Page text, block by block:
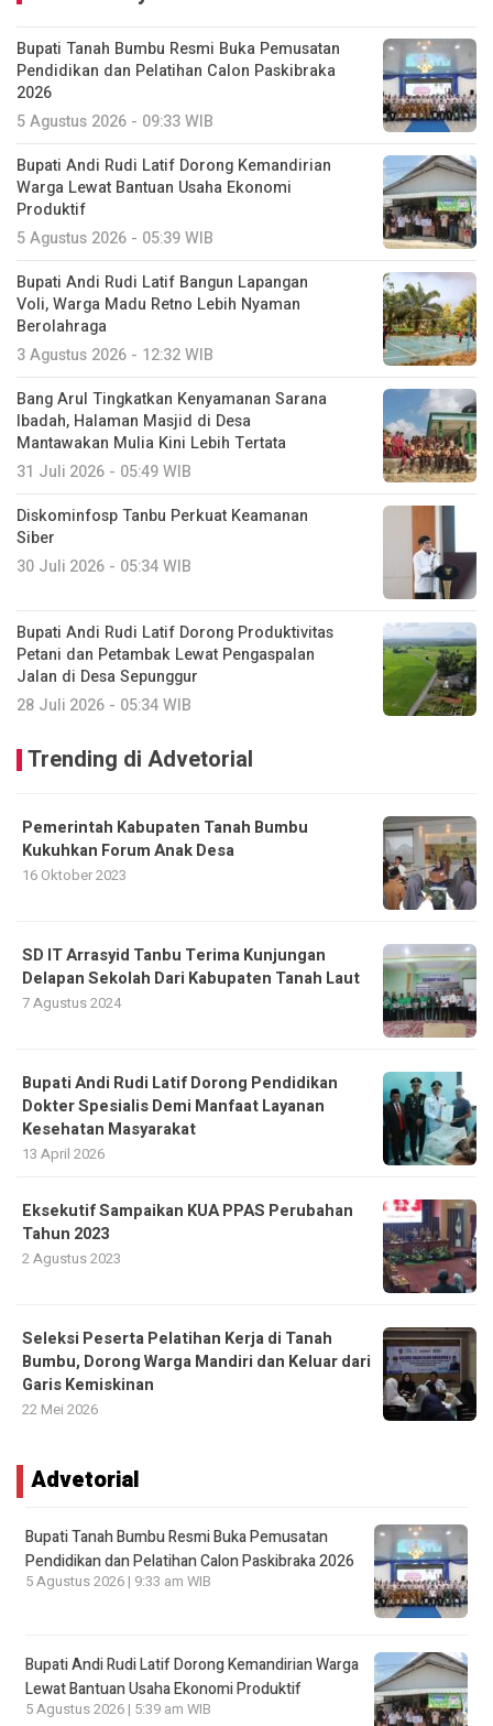
Bupati Tanah Bumbu Resmi Buka Pemusatan
Pendidikan dan Pelatihan Calon Paskibraka
2026
5 Agustus 2026 - 09:33 WIB
Bupati Andi Rudi Latif Dorong Kemandirian
Warga Lewat Bantuan Usaha Ekonomi
Produktif
5 Agustus 2026 - 05:39 WIB
Bupati Andi Rudi Latif Bangun Lapangan
Voli, Warga Madu Retno Lebih Nyaman
Berolahraga
3 Agustus 2026 - 12:32 WIB
Bang Arul Tingkatkan Kenyamanan Sarana
Ibadah, Halaman Masjid di Desa
Mantawakan Mulia Kini Lebih Tertata
31 Juli 2026 - 05:49 WIB
Diskominfosp Tanbu Perkuat Keamanan
Siber
30 Juli 2026 - 05:34 WIB
Bupati Andi Rudi Latif Dorong Produktivitas
Petani dan Petambak Lewat Pengaspalan
Jalan di Desa Sepunggur
28 Juli 2026 - 05:34 WIB
Trending di Advetorial
Pemerintah Kabupaten Tanah Bumbu
Kukuhkan Forum Anak Desa
16 Oktober 2023
SD IT Arrasyid Tanbu Terima Kunjungan
Delapan Sekolah Dari Kabupaten Tanah Laut
7 Agustus 2024
Bupati Andi Rudi Latif Dorong Pendidikan
Dokter Spesialis Demi Manfaat Layanan
Kesehatan Masyarakat
13 April 2026
Eksekutif Sampaikan KUA PPAS Perubahan
Tahun 2023
2 Agustus 2023
Seleksi Peserta Pelatihan Kerja di Tanah
Bumbu, Dorong Warga Mandiri dan Keluar dari
Garis Kemiskinan
22 Mei 2026
Advetorial
Bupati Tanah Bumbu Resmi Buka Pemusatan
Pendidikan dan Pelatihan Calon Paskibraka 2026
5 Agustus 2026 | 9:33 am WIB
Bupati Andi Rudi Latif Dorong Kemandirian Warga
Lewat Bantuan Usaha Ekonomi Produktif
5 Agustus 2026 | 5:39 am WIB